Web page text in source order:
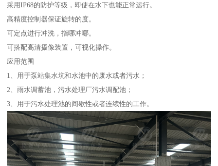
采用IP68的防护等级，即使在水下也能正常运行。
高精度控制器保证旋转的度。
可定点进行冲洗，指哪冲哪。
可搭配高清摄像装置，可视化操作。
应用范围
1、用于泵站集水坑和水池中的废水或者污水；
2、雨水调蓄池，污水处理厂污水调配池；
3、用于污水处理池的间歇性或者连续性的工作。